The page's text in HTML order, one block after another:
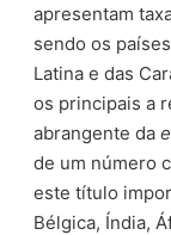
apresentam
sendo os
Latina e das
os principais a
abrangente da
de um número
este título
Bélgica, Índia,